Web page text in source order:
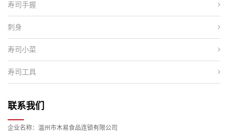
寿司手握
刺身
寿司小菜
寿司工具
联系我们
企业名称：温州市木易食品连锁有限公司